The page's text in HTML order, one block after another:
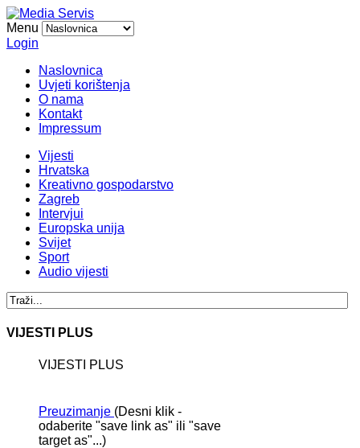
Menu
Login
Naslovnica
Uvjeti korištenja
O nama
Kontakt
Impressum
Vijesti
Hrvatska
Kreativno gospodarstvo
Zagreb
Intervjui
Europska unija
Svijet
Sport
Audio vijesti
VIJESTI PLUS
VIJESTI PLUS
Preuzimanje (Desni klik -
odaberite "save link as" ili "save
target as"...)